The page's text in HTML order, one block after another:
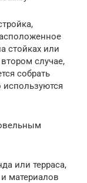
стойках или
случае,
собрать
используются
или терраса,
материалов